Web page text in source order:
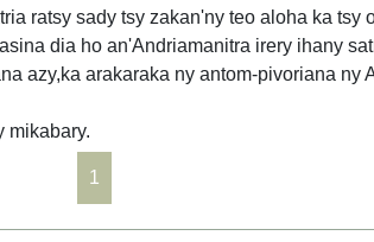
ratsy sady tsy zakan'ny teo aloha ka tsy
dia ho an'Andriamanitra irery ihany
azy,ka arakaraka ny antom-pivoriana ny
mikabary.
1